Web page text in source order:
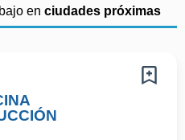
en ciudades próximas